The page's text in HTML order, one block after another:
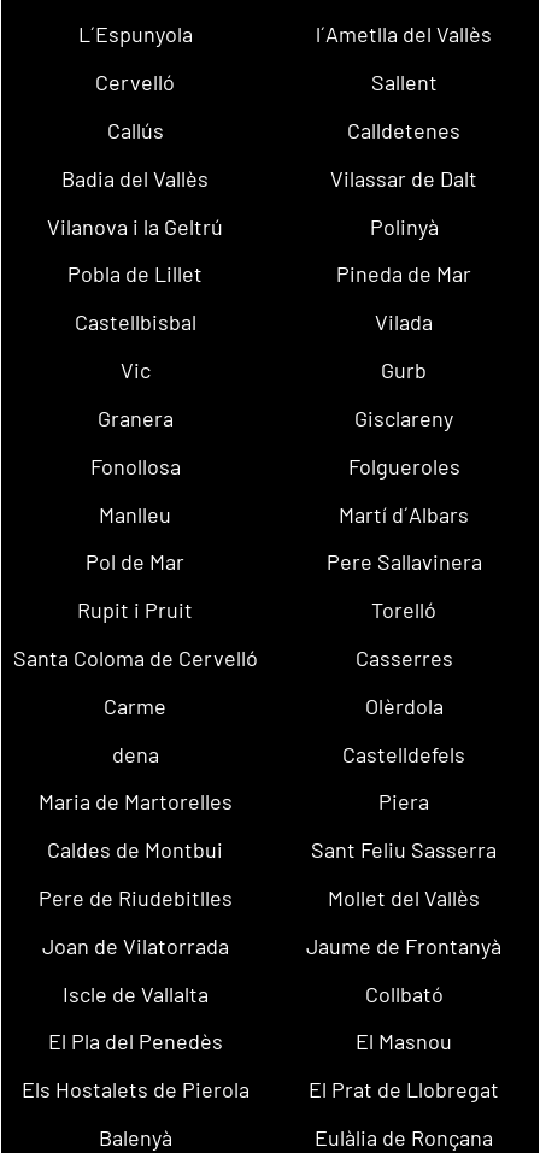
L´Espunyola
l´Ametlla del Vallès
Cervelló
Sallent
Callús
Calldetenes
Badia del Vallès
Vilassar de Dalt
Vilanova i la Geltrú
Polinyà
Pobla de Lillet
Pineda de Mar
Castellbisbal
Vilada
Vic
Gurb
Granera
Gisclareny
Fonollosa
Folgueroles
Manlleu
Martí d´Albars
Pol de Mar
Pere Sallavinera
Rupit i Pruit
Torelló
Santa Coloma de Cervelló
Casserres
Carme
Olèrdola
dena
Castelldefels
Maria de Martorelles
Piera
Caldes de Montbui
Sant Feliu Sasserra
Pere de Riudebitlles
Mollet del Vallès
Joan de Vilatorrada
Jaume de Frontanyà
Iscle de Vallalta
Collbató
El Pla del Penedès
El Masnou
Els Hostalets de Pierola
El Prat de Llobregat
Balenyà
Eulàlia de Ronçana